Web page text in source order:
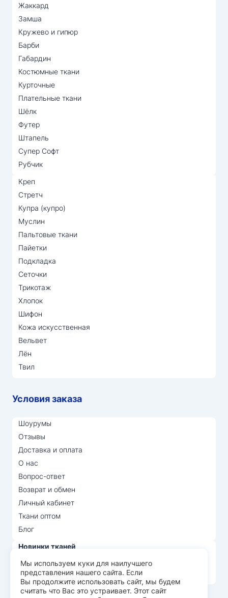
Жаккард
Замша
Кружево и гипюр
Барби
Габардин
Костюмные ткани
Курточные
Плательные ткани
Шёлк
Футер
Штапель
Супер Софт
Рубчик
Креп
Стретч
Купра (купро)
Муслин
Пальтовые ткани
Пайетки
Подкладка
Сеточки
Трикотаж
Хлопок
Шифон
Кожа искусственная
Вельвет
Лён
Твил
Условия заказа
Шоурумы
Отзывы
Доставка и оплата
О нас
Вопрос-ответ
Возврат и обмен
Личный кабинет
Ткани оптом
Блог
Новинки тканей
Распродажа тканей
Лидеры продаж
Мы используем куки для наилучшего
представления нашего сайта. Если
Вы продолжите использовать сайт, мы будем
считать что Вас это устраивает. Этот сайт